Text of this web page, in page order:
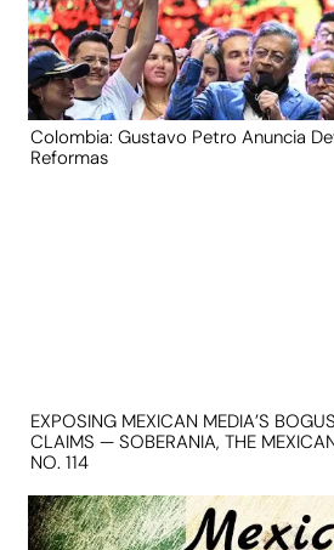
Colombia: Gustavo Petro Anuncia
Reformas
EXPOSING MEXICAN MEDIA’S
CLAIMS — SOBERANIA, THE
NO. 114